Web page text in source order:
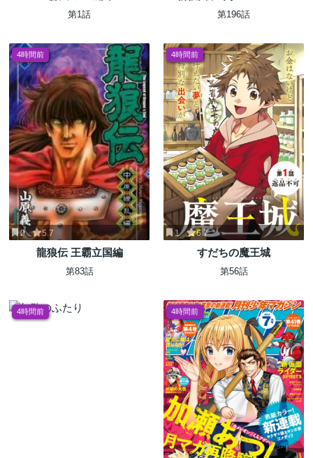
第1話 第196話
4時間前
0 5.7
龍狼伝 王霸立国編
第83話
4時間前
1 6.7
すだちの魔王城
第56話
4時間前 4時間前